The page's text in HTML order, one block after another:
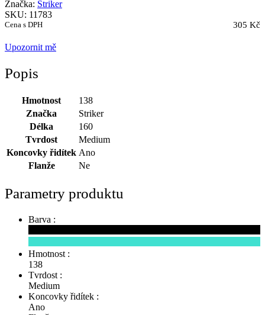
Značka: Striker
SKU: 11783
Cena s DPH 305 Kč
Upozornit mě
Popis
Hmotnost
138
Značka
Striker
Délka
160
Tvrdost
Medium
Koncovky řidítek Ano
Flanže
Ne
Parametry produktu
Barva :
Hmotnost :
138
Tvrdost :
Medium
Koncovky řidítek :
Ano